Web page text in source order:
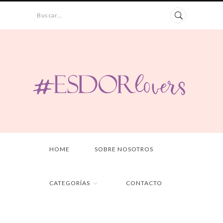
Buscar...
HOME SOBRE NOSOTROS
CATEGORÍAS CONTACTO